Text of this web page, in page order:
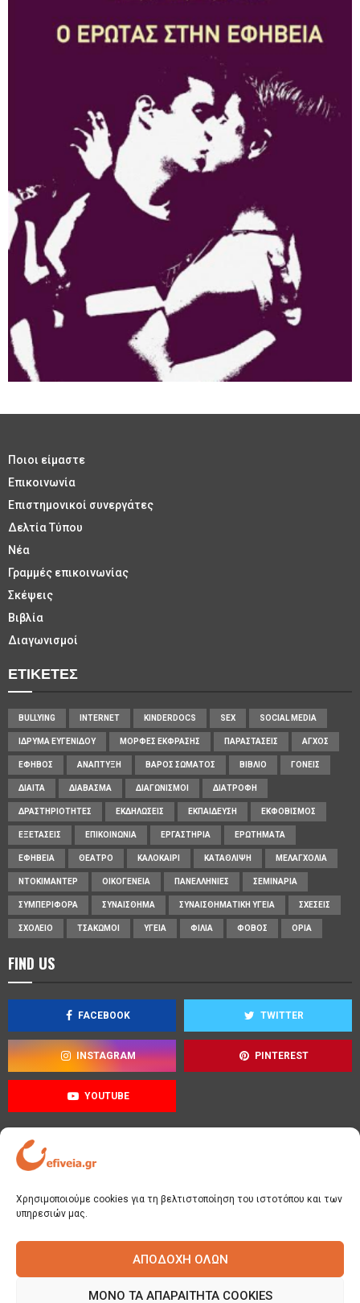
Χρησιμοποιούμε cookies για τη βελτιστοποίηση του ιστοτόπου και των
υπηρεσιών μας.
ΑΠΟΔΟΧΉ ΌΛΩΝ
ΜΌΝΟ ΤΑ ΑΠΑΡΑΊΤΗΤΑ COOKIES
Ποιοι είμαστε
Επικοινωνία
Επιστημονικοί συνεργάτες
Δελτία Τύπου
Νέα
Γραμμές επικοινωνίας
Σκέψεις
Βιβλία
Διαγωνισμοί
ΕΤΙΚΈΤΕΣ
BULLYING INTERNET KINDERDOCS SEX SOCIAL MEDIA
ΊΔΡΥΜΑ ΕΥΓΕΝΊΔΟΥ ΜΟΡΦΈΣ ΈΚΦΡΑΣΗΣ ΠΑΡΑΣΤΆΣΕΙΣ ΆΓΧΟΣ
ΈΦΗΒΟΣ ΑΝΆΠΤΥΞΗ ΒΆΡΟΣ ΣΏΜΑΤΟΣ ΒΙΒΛΊΟ ΓΟΝΕΊΣ
ΔΊΑΙΤΑ ΔΙΆΒΑΣΜΑ ΔΙΑΓΩΝΙΣΜΟΊ ΔΙΑΤΡΟΦΉ
ΔΡΑΣΤΗΡΙΌΤΗΤΕΣ ΕΚΔΗΛΏΣΕΙΣ ΕΚΠΑΊΔΕΥΣΗ ΕΚΦΟΒΙΣΜΌΣ
ΕΞΕΤΆΣΕΙΣ ΕΠΙΚΟΙΝΩΝΊΑ ΕΡΓΑΣΤΉΡΙΑ ΕΡΩΤΉΜΑΤΑ
ΕΦΗΒΕΊΑ ΘΈΑΤΡΟ ΚΑΛΟΚΑΊΡΙ ΚΑΤΆΘΛΙΨΗ ΜΕΛΑΓΧΟΛΊΑ
ΝΤΟΚΙΜΑΝΤΈΡ ΟΙΚΟΓΈΝΕΙΑ ΠΑΝΕΛΛΉΝΙΕΣ ΣΕΜΙΝΆΡΙΑ
ΣΥΜΠΕΡΙΦΟΡΆ ΣΥΝΑΊΣΘΗΜΑ ΣΥΝΑΙΣΘΗΜΑΤΙΚΉ ΥΓΕΊΑ ΣΧΈΣΕΙΣ
ΣΧΟΛΕΊΟ ΤΣΑΚΩΜΟΊ ΥΓΕΊΑ ΦΙΛΊΑ ΦΌΒΟΣ ΌΡΙΑ
FIND US
FACEBOOK TWITTER
INSTAGRAM PINTEREST
YOUTUBE
Όροι χρήσης